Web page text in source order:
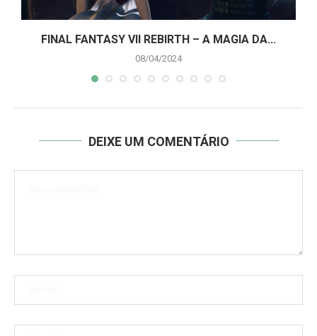
FINAL FANTASY VII REBIRTH – A MAGIA DA...
08/04/2024
DEIXE UM COMENTÁRIO